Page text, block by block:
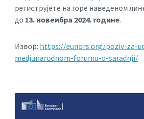
региструјете на горе наведеном
до 13. новембра 2024. године.
Извор: https://eunors.org/poziv-za-
medjunarodnom-forumu-o-saradnji/